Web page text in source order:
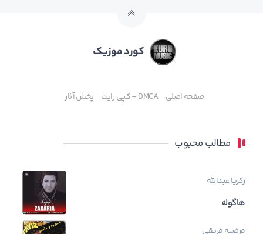
کورد موزیک
صفحه اصلی DMCA – کپی رایت پخش آثار
مطالب محبوب
زکریا عبدالله
هاگوله
مرضیه فریقی